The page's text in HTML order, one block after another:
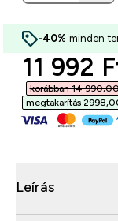
-40% minden
11 992
korábban 14
megtakarítás
Leírás